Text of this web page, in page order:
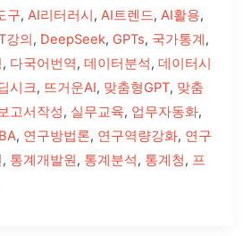
구, AI리터러시, AI트렌드, AI활용,
강의, DeepSeek, GPTs, 국가통계,
, 다국어번역, 데이터분석, 데이터시
시크, 뜨거운AI, 맞춤형GPT, 맞춤
고서작성, 실무교육, 업무자동화,
, 연구방법론, 연구역량강화, 연구
, 통계개발원, 통계분석, 통계청, 프